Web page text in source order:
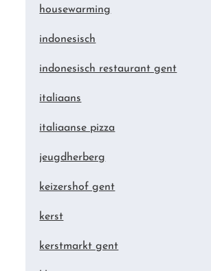
housewarming
indonesisch
indonesisch restaurant gent
italiaans
italiaanse pizza
jeugdherberg
keizershof gent
kerst
kerstmarkt gent